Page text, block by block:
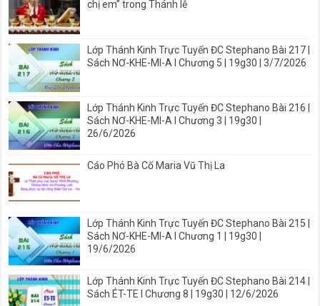
chị em” trong Thánh lễ
Lớp Thánh Kinh Trực Tuyến ĐC Stephano Bài 217 |
Sách NƠ-KHE-MI-A I Chương 5 | 19g30 | 3/7/2026
Lớp Thánh Kinh Trực Tuyến ĐC Stephano Bài 216 |
Sách NƠ-KHE-MI-A I Chương 3 | 19g30 |
26/6/2026
Cáo Phó Bà Cố Maria Vũ Thị La
Lớp Thánh Kinh Trực Tuyến ĐC Stephano Bài 215 |
Sách NƠ-KHE-MI-A I Chương 1 | 19g30 |
19/6/2026
Lớp Thánh Kinh Trực Tuyến ĐC Stephano Bài 214 |
Sách ÉT-TE I Chương 8 | 19g30 | 12/6/2026